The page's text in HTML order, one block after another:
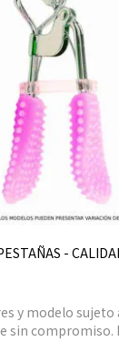
-
y modelo
sin compromiso.